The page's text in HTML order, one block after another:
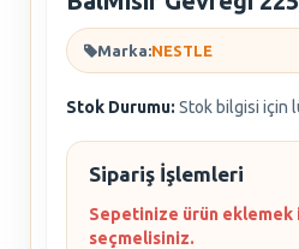
Marka:NESTLE
Stok Durumu: Stok bilgisi için
Sipariş İşlemleri
Sepetinize ürün eklemek
seçmelisiniz.